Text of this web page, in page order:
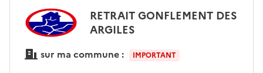
RETRAIT GONFLEMENT DES
ARGILES
sur ma commune : IMPORTANT